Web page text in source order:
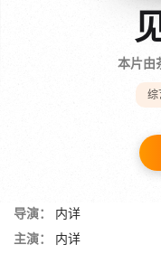
本片由
综
导演：
内详
主演：
内详